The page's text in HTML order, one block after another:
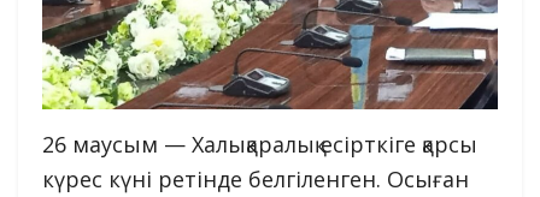
26 маусым — Халықаралық есірткіге қарсы
күрес күні ретінде белгіленген. Осыған